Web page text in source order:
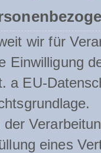
wir für
Einwilligung
a EU-
der
eines